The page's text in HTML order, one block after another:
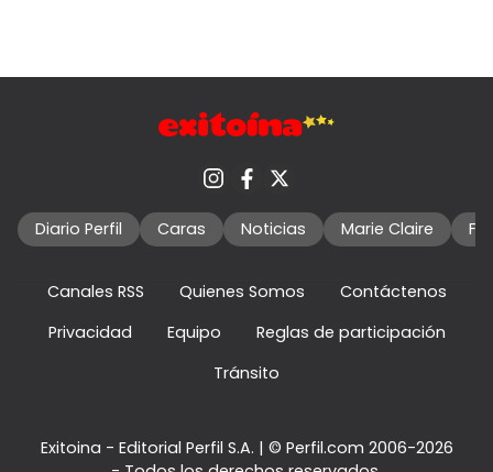
Diario Perfil Caras Noticias Marie Claire
Canales RSS Quienes Somos
Contáctenos
Privacidad
Equipo
Reglas de participación
Tránsito
Exitoina - Editorial Perfil S.A. | © Perfil.com 2006-2026